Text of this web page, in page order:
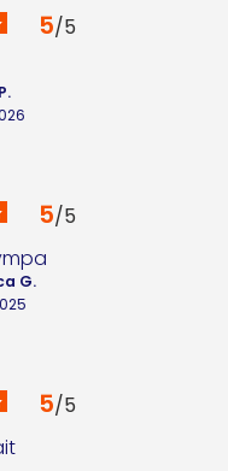
5/5
5/5
G.
5/5